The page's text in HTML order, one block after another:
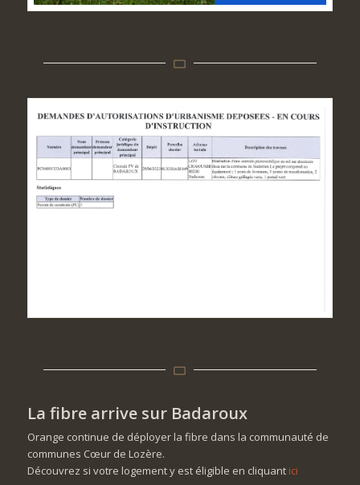
La fibre arrive sur Badaroux
Orange continue de déployer la fibre dans la communauté de
communes Cœur de Lozère.
Découvrez si votre logement y est éligible en cliquant ici